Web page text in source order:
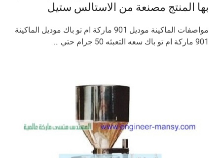
بها المنتج مصنعة من الاستالس ستيل
مواصفات الماكينة موديل 901 ماركة ام تو باك موديل الماكينة
901 ماركة ام تو باك سعه التعبئه 50 جرام حتي …